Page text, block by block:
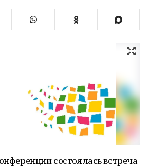
состоялась встреча